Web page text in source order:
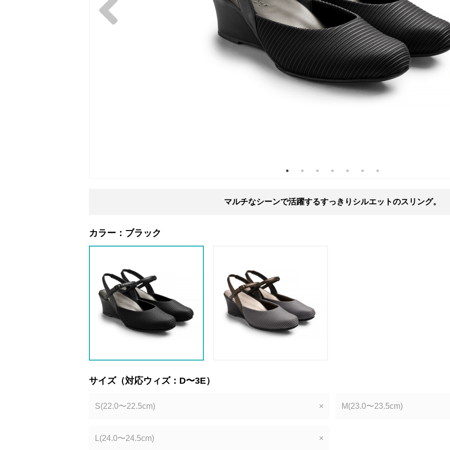
マルチなシーンで活躍するすっきりシルエットのスリング。
カラー： ブラック
サイズ（対応ウィズ：D〜3E）
S(22.0〜22.5cm) × M(23.0〜23.5cm)
L(24.0〜24.5cm) ×